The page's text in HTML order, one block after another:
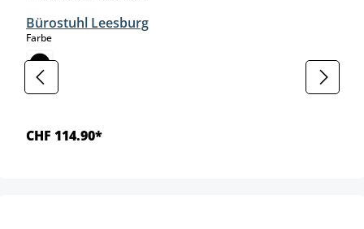
Bürostuhl Leesburg
Farbeauswählen
CHF 114.90*